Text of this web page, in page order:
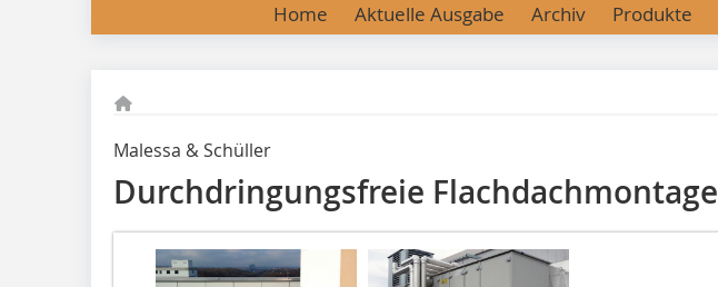
Home Aktuelle Ausgabe Archiv Produkte
Malessa & Schüller
Durchdringungsfreie Flachdachmontage